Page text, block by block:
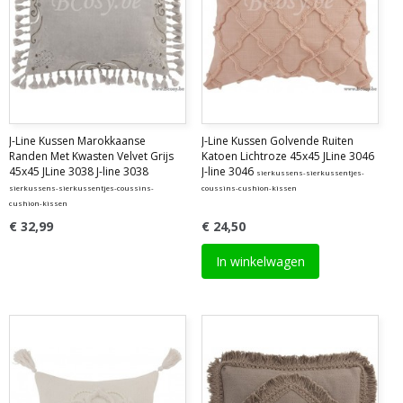
J-Line Kussen Marokkaanse
Randen Met Kwasten Velvet Grijs
45x45 JLine 3038 J-line 3038
sierkussens-sierkussentjes-coussins-
cushion-kissen
€ 32,99
J-Line Kussen Golvende Ruiten
Katoen Lichtroze 45x45 JLine 3046
J-line 3046 sierkussens-sierkussentjes-
coussins-cushion-kissen
€ 24,50
In winkelwagen